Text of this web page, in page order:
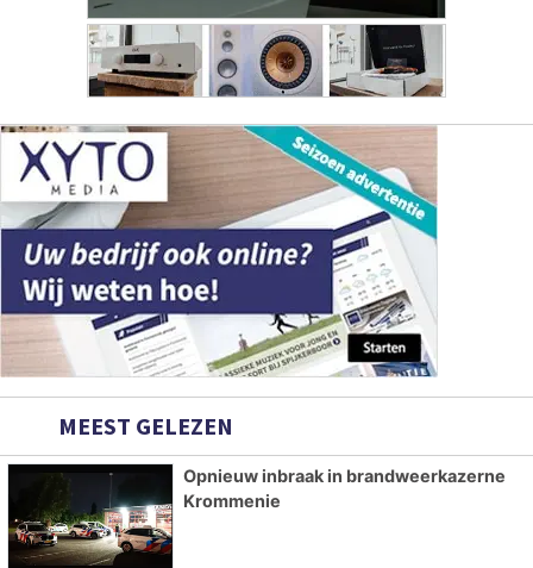
MEEST GELEZEN
Opnieuw inbraak in brandweerkazerne
Krommenie